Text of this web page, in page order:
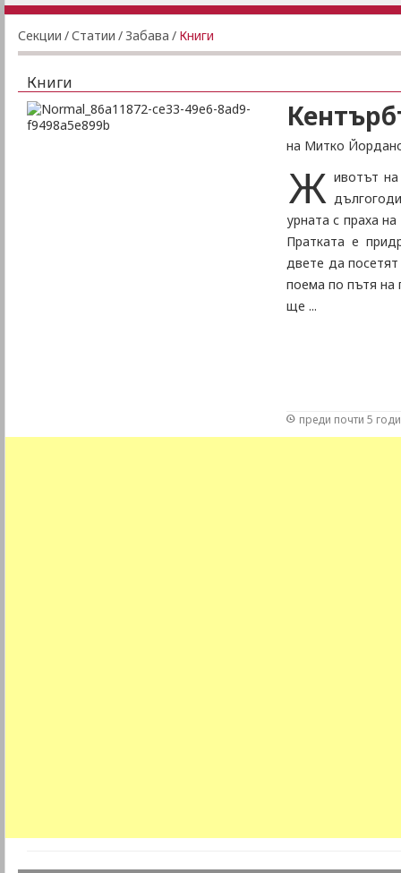
Секции /Статии / Забава / Книги
Книги
на Митко
Ж ивотът
урната с праха
Пратката е
двете да
поема по пътя на
ще ...
преди почти 5